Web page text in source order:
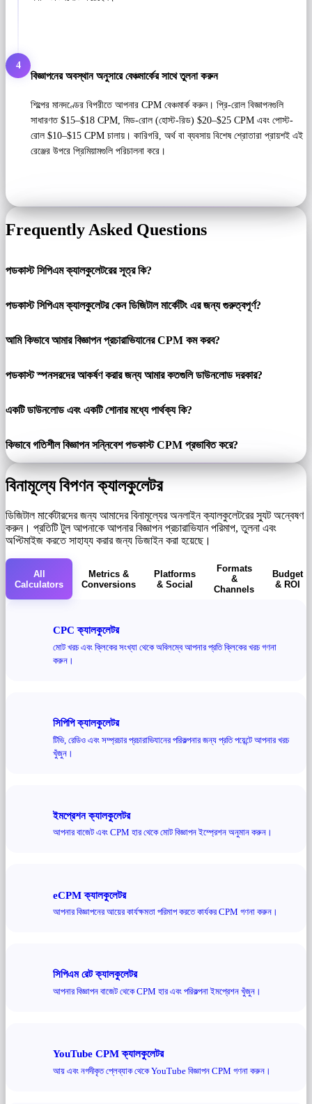
4
বিজ্ঞাপনের অবস্থান অনুসারে বেঞ্চমার্কের সাথে তুলনা করুন
শিল্পের মানদণ্ডের বিপরীতে আপনার CPM বেঞ্চমার্ক করুন। প্রি-রোল বিজ্ঞাপনগুলি
সাধারণত $15–$18 CPM, মিড-রোল (হোস্ট-রিড) $20–$25 CPM এবং পোস্ট-
রোল $10–$15 CPM চালায়। কারিগরি, অর্থ বা ব্যবসায় বিশেষ শ্রোতারা প্রায়শই এই
রেঞ্জের উপরে প্রিমিয়ামগুলি পরিচালনা করে।
Frequently Asked Questions
পডকাস্ট সিপিএম ক্যালকুলেটরের সূত্র কি?
পডকাস্ট সিপিএম ক্যালকুলেটর কেন ডিজিটাল মার্কেটিং এর জন্য গুরুত্বপূর্ণ?
আমি কিভাবে আমার বিজ্ঞাপন প্রচারাভিযানের CPM কম করব?
পডকাস্ট স্পনসরদের আকর্ষণ করার জন্য আমার কতগুলি ডাউনলোড দরকার?
একটি ডাউনলোড এবং একটি শোনার মধ্যে পার্থক্য কি?
কিভাবে গতিশীল বিজ্ঞাপন সন্নিবেশ পডকাস্ট CPM প্রভাবিত করে?
বিনামূল্যে বিপণন ক্যালকুলেটর
ডিজিটাল মার্কেটারদের জন্য আমাদের বিনামূল্যের অনলাইন ক্যালকুলেটরের স্যুট অন্বেষণ
করুন। প্রতিটি টুল আপনাকে আপনার বিজ্ঞাপন প্রচারাভিযান পরিমাপ, তুলনা এবং
অপ্টিমাইজ করতে সাহায্য করার জন্য ডিজাইন করা হয়েছে।
All
Calculators
Metrics &
Conversions
Platforms
& Social
Formats
&
Channels
Budget
& ROI
CPC ক্যালকুলেটর
মোট খরচ এবং ক্লিকের সংখ্যা থেকে অবিলম্বে আপনার প্রতি ক্লিকের খরচ গণনা
করুন।
সিপিপি ক্যালকুলেটর
টিভি, রেডিও এবং সম্প্রচার প্রচারাভিযানের পরিকল্পনার জন্য প্রতি পয়েন্টে আপনার খরচ
খুঁজুন।
ইমপ্রেশন ক্যালকুলেটর
আপনার বাজেট এবং CPM হার থেকে মোট বিজ্ঞাপন ইম্প্রেশন অনুমান করুন।
eCPM ক্যালকুলেটর
আপনার বিজ্ঞাপনের আয়ের কার্যক্ষমতা পরিমাপ করতে কার্যকর CPM গণনা করুন।
সিপিএম রেট ক্যালকুলেটর
আপনার বিজ্ঞাপন বাজেট থেকে CPM হার এবং পরিকল্পনা ইমপ্রেশন খুঁজুন।
YouTube CPM ক্যালকুলেটর
আয় এবং নগদীকৃত প্লেব্যাক থেকে YouTube বিজ্ঞাপন CPM গণনা করুন।